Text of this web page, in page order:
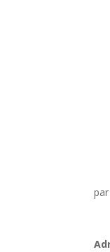
par